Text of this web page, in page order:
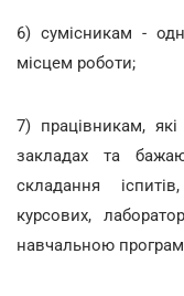
6) сумісникам -
місцем роботи;
7) працівникам,
закладах та
складання
курсових,
навчальною